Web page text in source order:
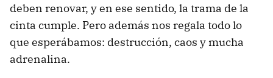
deben renovar, y en ese sentido, la trama de la
cinta cumple. Pero además nos regala todo lo
que esperábamos: destrucción, caos y mucha
adrenalina.